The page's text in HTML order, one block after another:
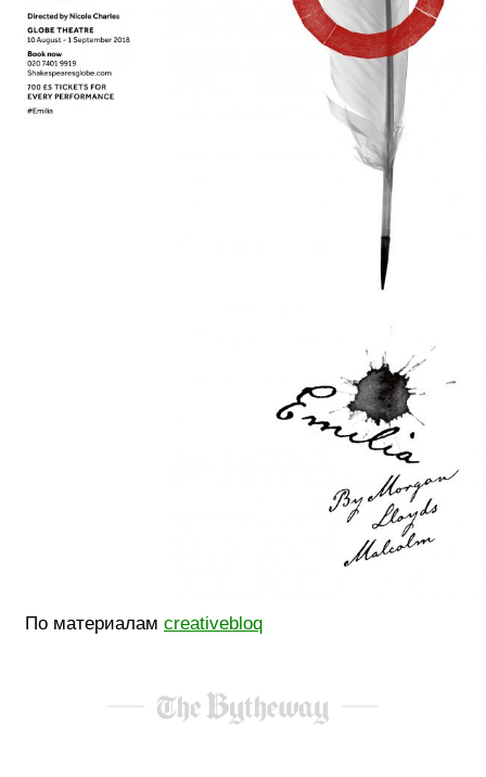
По материалам creativebloq